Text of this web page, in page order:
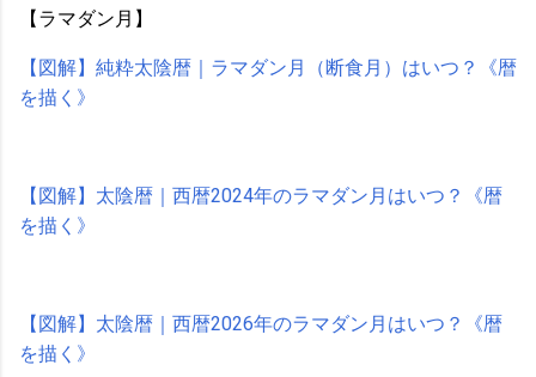
【ラマダン月】
【図解】純粋太陰暦｜ラマダン月（断食月）はいつ？《暦
を描く》
【図解】太陰暦｜西暦2024年のラマダン月はいつ？《暦
を描く》
【図解】太陰暦｜西暦2026年のラマダン月はいつ？《暦
を描く》